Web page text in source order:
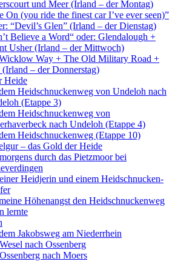
und Meer (Irland – der Montag)
On (you ride the finest car I’ve ever seen)”
“Devil’s Glen” (Irland – der Dienstag)
Believe a Word“ oder: Glendalough +
Usher (Irland – der Mittwoch)
Way + The Old Military Road +
– der Donnerstag)
Heide
Heidschnuckenweg von Undeloh nach
(Etappe 3)
Heidschnuckenweg von
nach Undeloh (Etappe 4)
Heidschnuckenweg (Etappe 10)
– das Gold der Heide
durch das Pietzmoor bei
Heidjerin und einem Heidschnucken-
Höhenangst den Heidschnuckenweg
lernte
Jakobsweg am Niederrhein
nach Ossenberg
nach Moers